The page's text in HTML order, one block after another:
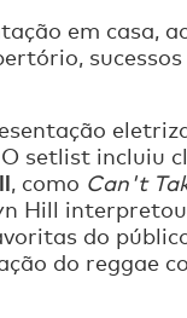
em casa,
sucessos
setlist incluiu
, como Can't
Hill
do
do reggae